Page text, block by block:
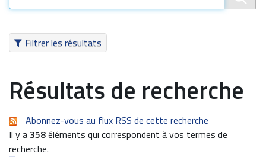
Filtrer les résultats
Résultats de recherche
Abonnez-vous au flux RSS de cette recherche
Il y a358éléments qui correspondent à vos termes de
recherche.